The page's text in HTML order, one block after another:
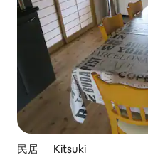
民居 ｜ Kitsuki